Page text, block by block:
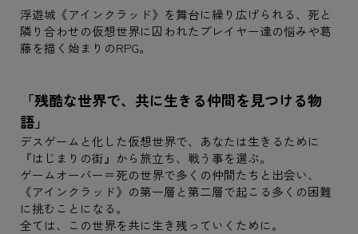
浮遊城《アインクラッド》を舞台に繰り広げられる、死と
隣り合わせの仮想世界に囚われたプレイヤー達の悩みや葛
藤を描く始まりのRPG。
「残酷な世界で、共に生きる仲間を見つける物
語」
デスゲームと化した仮想世界で、あなたは生きるために
『はじまりの街』から旅立ち、戦う事を選ぶ。
ゲームオーバー＝死の世界で多くの仲間たちと出会い、
《アインクラッド》の第一層と第二層で起こる多くの困難
に挑むことになる。
全ては、この世界を共に生き残っていくために。